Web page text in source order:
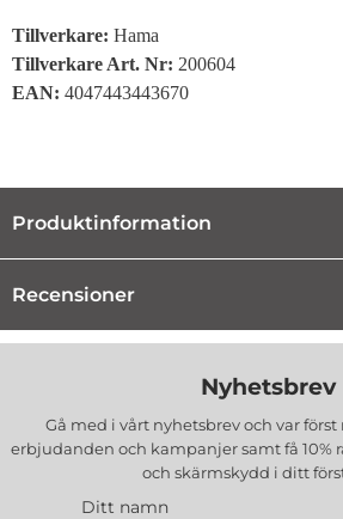
Tillverkare: Hama
Tillverkare Art. Nr: 200604
EAN: 4047443443670
Produktinformation
Recensioner
Nyhetsbrev
Gå med i vårt nyhetsbrev och var
erbjudanden och kampanjer samt få 10%
och skärmskydd i ditt
Ditt namn